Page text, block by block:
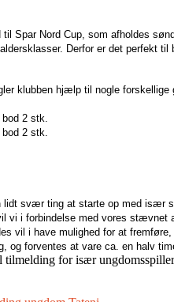
til SparNord Cup, som afholdes
Derfor er det
klubben hjælp til nogle
2 stk.
2 stk.
lidt svær ting at starte op med
vi i forbindelse med vores stævnet
vil i have mulighed for at
og forventes at vare ca. en halv
for især